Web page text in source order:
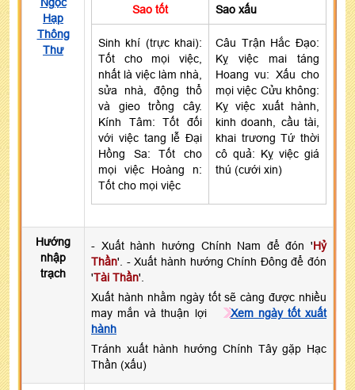
Hạp
Thông
Thư
Sao tốt Sao xấu
Sinh khí (trực khai):
Tốt cho mọi việc,
nhất là việc làm nhà,
sửa nhà, động thổ
và gieo trồng cây.
Kính Tâm: Tốt đối
với việc tang lễ Đại
Hồng Sa: Tốt cho
mọi việc Hoàng n:
Tốt cho mọi việc
Câu Trận Hắc Đạo:
Kỵ việc mai táng
Hoang vu: Xấu cho
mọi việc Cửu không:
Kỵ việc xuất hành,
kinh doanh, cầu tài,
khai trương Tứ thời
cô quả: Kỵ việc giá
thú (cưới xin)
Hướng
nhập
trạch
- Xuất hành hướng Chính Nam để đón 'Hỷ
Thần'. - Xuất hành hướng Chính Đông để đón
'Tài Thần'.
Xuất hành nhằm ngày tốt sẽ càng được nhiều
may mắn và thuận lợi
Xem ngày tốt xuất
hành
Tránh xuất hành hướng Chính Tây gặp Hạc
Thần (xấu)